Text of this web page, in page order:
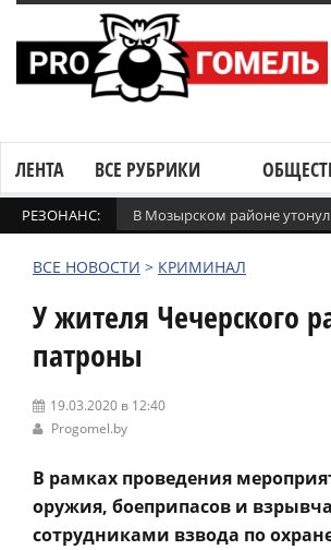
ЛЕНТА ВСЕ РУБРИКИ
РЕЗОНАНС: В Мозырском районе
ВСЕ НОВОСТИ > КРИМИНАЛ
У жителя Чечерского
патроны
19.03.2020 в 12:40
Progomel.by
В рамках проведения
оружия, боеприпасов и
сотрудниками взвода по